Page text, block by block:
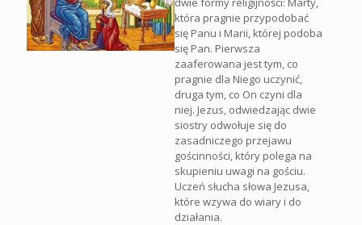
która pragnie przypodobać
się Panu i Marii, której podoba
się Pan. Pierwsza
zaaferowana jest tym, co
pragnie dla Niego uczynić,
druga tym, co On czyni dla
niej. Jezus, odwiedzając dwie
siostry odwołuje się do
zasadniczego przejawu
gościnności, który polega na
skupieniu uwagi na gościu.
Uczeń słucha słowa Jezusa,
które wzywa do wiary i do
działania.